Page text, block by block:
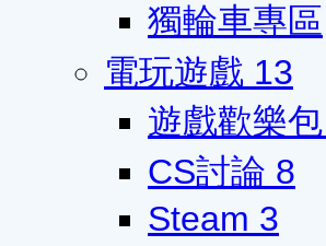
獨輪車專區
電玩遊戲 13
遊戲歡樂包
CS討論 8
Steam 3